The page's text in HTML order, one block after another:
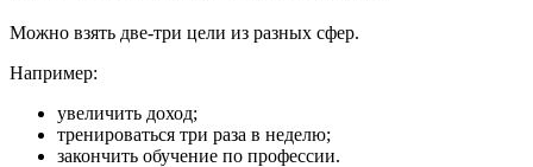
Можно взять две-три цели из разных сфер.
Например:
увеличить доход;
тренироваться три раза в неделю;
закончить обучение по профессии.